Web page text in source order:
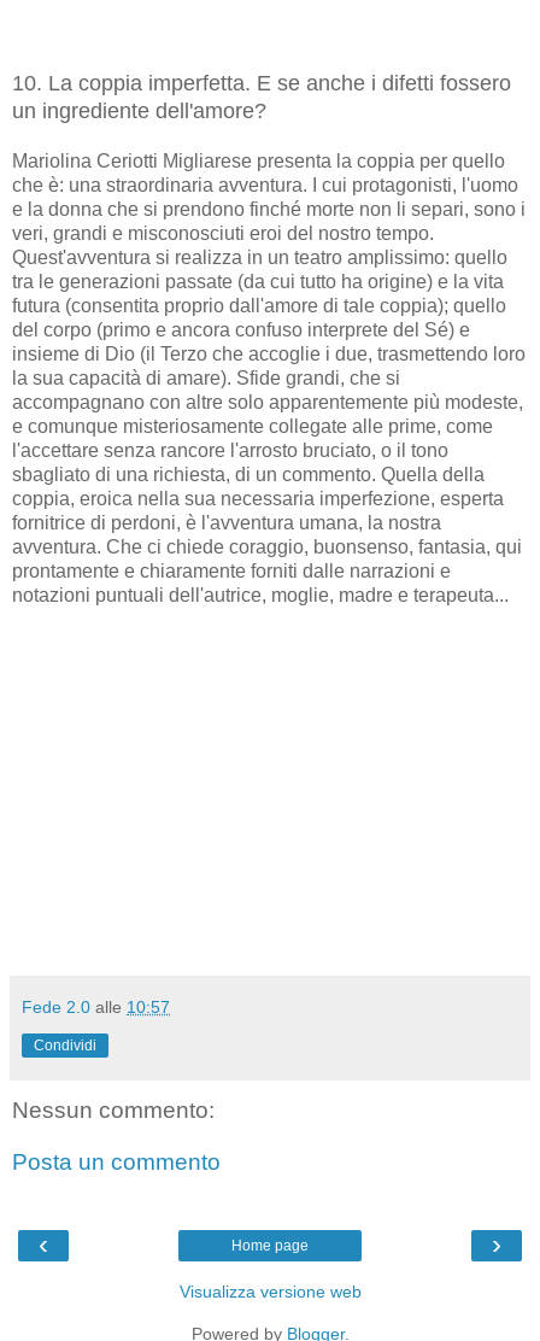
10. La coppia imperfetta. E se anche i difetti fossero
un ingrediente dell'amore?
Mariolina Ceriotti Migliarese presenta la coppia per quello
che è: una straordinaria avventura. I cui protagonisti, l'uomo
e la donna che si prendono finché morte non li separi, sono i
veri, grandi e misconosciuti eroi del nostro tempo.
Quest'avventura si realizza in un teatro amplissimo: quello
tra le generazioni passate (da cui tutto ha origine) e la vita
futura (consentita proprio dall'amore di tale coppia); quello
del corpo (primo e ancora confuso interprete del Sé) e
insieme di Dio (il Terzo che accoglie i due, trasmettendo loro
la sua capacità di amare). Sfide grandi, che si
accompagnano con altre solo apparentemente più modeste,
e comunque misteriosamente collegate alle prime, come
l'accettare senza rancore l'arrosto bruciato, o il tono
sbagliato di una richiesta, di un commento. Quella della
coppia, eroica nella sua necessaria imperfezione, esperta
fornitrice di perdoni, è l'avventura umana, la nostra
avventura. Che ci chiede coraggio, buonsenso, fantasia, qui
prontamente e chiaramente forniti dalle narrazioni e
notazioni puntuali dell'autrice, moglie, madre e terapeuta...
Fede 2.0 alle 10:57
Condividi
Nessun commento:
Posta un commento
‹ ›
Home page
Visualizza versione web
Powered by Blogger.